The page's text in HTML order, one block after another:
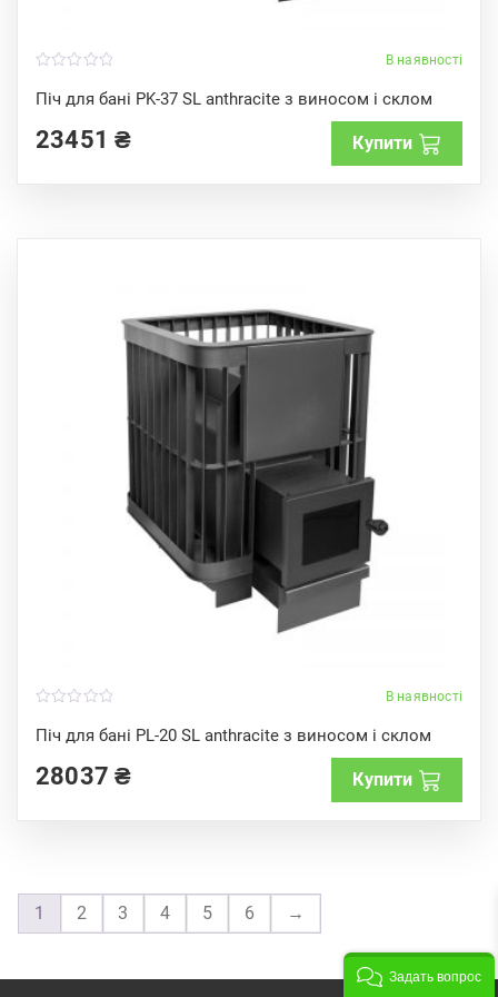
В наявності
Піч для бані PK-37 SL anthracite з виносом і склом
o
u
o
f
23451₴ Купити
В наявності
Піч для бані PL-20 SL anthracite з виносом і склом
o
u
o
f
28037₴ Купити
1 2 3 4 5 6 →
Задать вопрос